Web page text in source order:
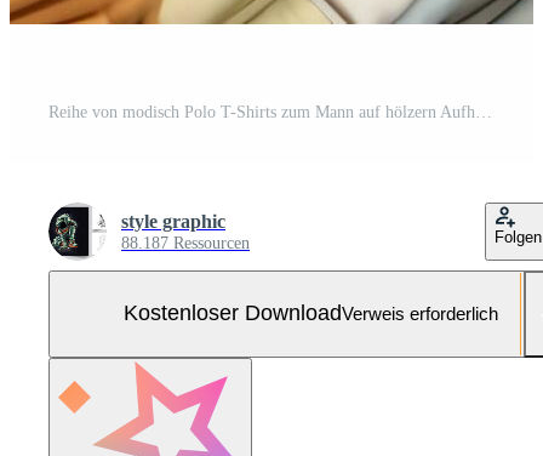
style graphic
88.187 Ressourcen Folgen
Kostenloser DownloadVerweis erforderlich